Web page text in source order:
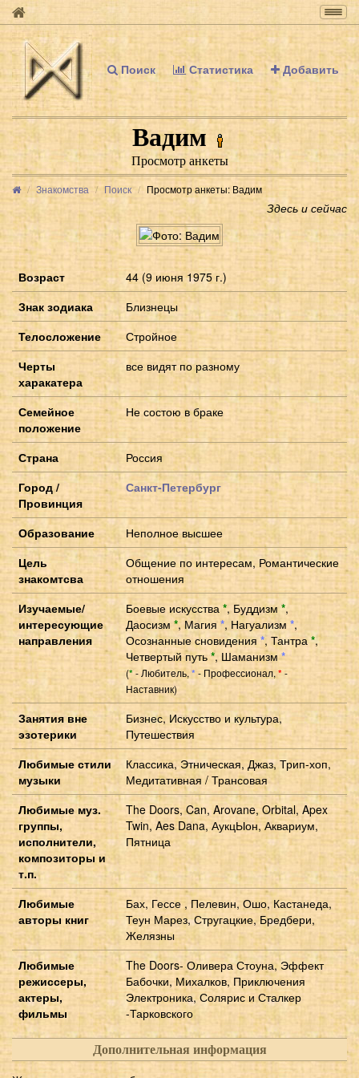
Поиск Статистика Добавить
Вадим
Просмотр анкеты
Знакомства Поиск Просмотр анкеты: Вадим
Здесь и сейчас
Возраст
44 (9 июня 1975 г.)
Знак зодиака
Близнецы
Телосложение
Стройное
Черты
харакатера
все видят по разному
Семейное
положение
Не состою в браке
Страна
Россия
Город /
Провинция
Санкт-Петербург
Образование
Неполное высшее
Цель
знакомтсва
Общение по интересам, Романтические
отношения
Изучаемые/
интересующие
направления
Боевые искусства *, Буддизм *,
Даосизм*, Магия *, Нагуализм *,
Осознанные сновидения *, Тантра*,
Четвертый путь*, Шаманизм*
(*- Любитель,* - Профессионал, *-
Наставник)
Занятия вне
эзотерики
Бизнес, Искусство и культура,
Путешествия
Любимые стили
музыки
Классика, Этническая, Джаз, Трип-хоп,
Медитативная / Трансовая
Любимые муз.
группы,
исполнители,
композиторы и
т.п.
The Doors, Can, Arovane, Orbital, Apex
Twin, Aes Dana, АукцЫон, Аквариум,
Пятница
Любимые
авторы книг
Бах, Гессе , Пелевин, Ошо, Кастанеда,
Теун Марез, Стругацкие, Бредбери,
Желязны
Любимые
режиссеры,
актеры,
фильмы
The Doors- Оливера Стоуна, Эффект
Бабочки, Михалков, Приключения
Электроника, Солярис и Сталкер
-Тарковского
Дополнительная информация